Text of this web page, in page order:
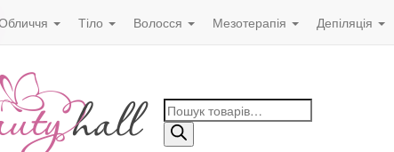
Тіло Волосся Мезотерапія Депіляція
Пошук
товарів